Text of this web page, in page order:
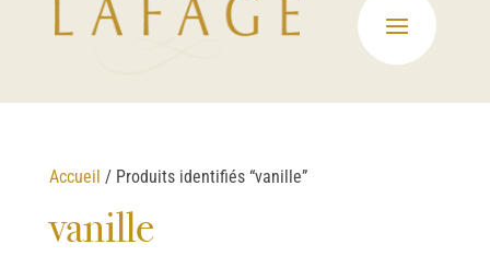
Accueil / Produits identifiés “vanille”
vanille